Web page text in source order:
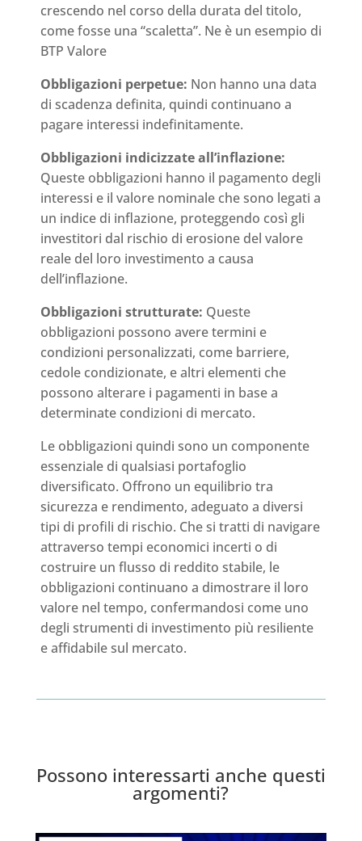
crescendo nel corso della durata del titolo,
come fosse una “scaletta”. Ne è un esempio di
BTP Valore
Obbligazioni perpetue: Non hanno una data
di scadenza definita, quindi continuano a
pagare interessi indefinitamente.
Obbligazioni indicizzate all’inflazione:
Queste obbligazioni hanno il pagamento degli
interessi e il valore nominale che sono legati a
un indice di inflazione, proteggendo così gli
investitori dal rischio di erosione del valore
reale del loro investimento a causa
dell’inflazione.
Obbligazioni strutturate: Queste
obbligazioni possono avere termini e
condizioni personalizzati, come barriere,
cedole condizionate, e altri elementi che
possono alterare i pagamenti in base a
determinate condizioni di mercato.
Le obbligazioni quindi sono un componente
essenziale di qualsiasi portafoglio
diversificato. Offrono un equilibrio tra
sicurezza e rendimento, adeguato a diversi
tipi di profili di rischio. Che si tratti di navigare
attraverso tempi economici incerti o di
costruire un flusso di reddito stabile, le
obbligazioni continuano a dimostrare il loro
valore nel tempo, confermandosi come uno
degli strumenti di investimento più resiliente
e affidabile sul mercato.
Possono interessarti anche questi
argomenti?